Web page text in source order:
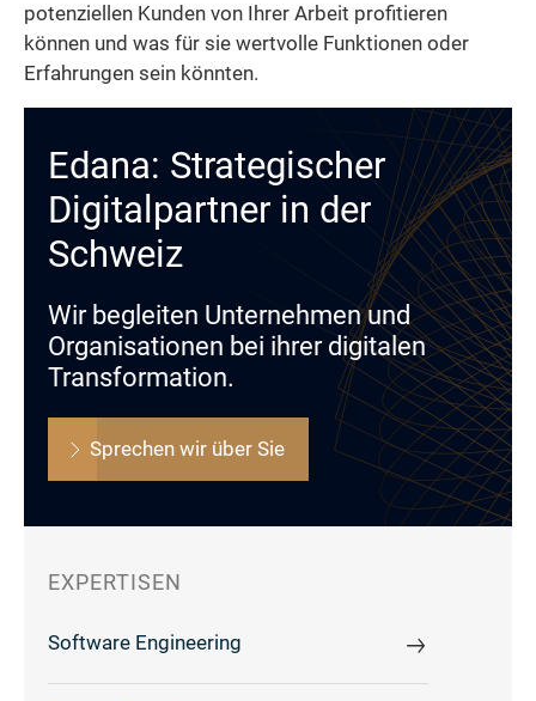
potenziellen Kunden von Ihrer Arbeit profitieren
können und was für sie wertvolle Funktionen oder
Erfahrungen sein könnten.
Edana: Strategischer
Digitalpartner in der
Schweiz
Wir begleiten Unternehmen und
Organisationen bei ihrer digitalen
Transformation.
Sprechen wir über Sie
EXPERTISEN
Software Engineering